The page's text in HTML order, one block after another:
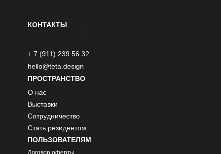
КОНТАКТЫ
hello@teta.design
+ 7 (911) 239 56 32
ПРОСТРАНСТВО
О нас
Выставки
Сотрудничество
Стать резидентом
ПОЛЬЗОВАТЕЛЯМ